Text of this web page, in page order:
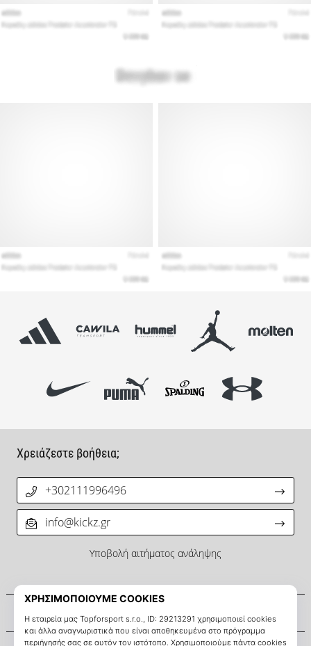
Σχετικά μ' εμάς
Χρειάζεστε βοήθεια;
+302111996496
info@kickz.gr
Υποβολή αιτήματος ανάληψης